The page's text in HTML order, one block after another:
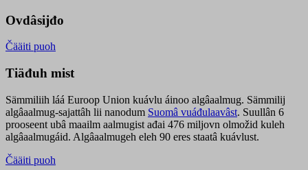
Ovdâsijđo
Čääiti puoh
Tiäđuh mist
Sämmiliih láá Euroop Union kuávlu áinoo algâaalmug. Sämmilij
algâaalmug-sajattâh lii nanodum Suomâ vuáđulaavâst. Suullân 6
prooseent ubâ maailm aalmugist ađai 476 miljovn olmožid kuleh
algâaalmugáid. Algâaalmugeh eleh 90 eres staatâ kuávlust.
Čääiti puoh